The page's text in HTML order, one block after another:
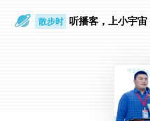
散步时 听播客，上小宇宙